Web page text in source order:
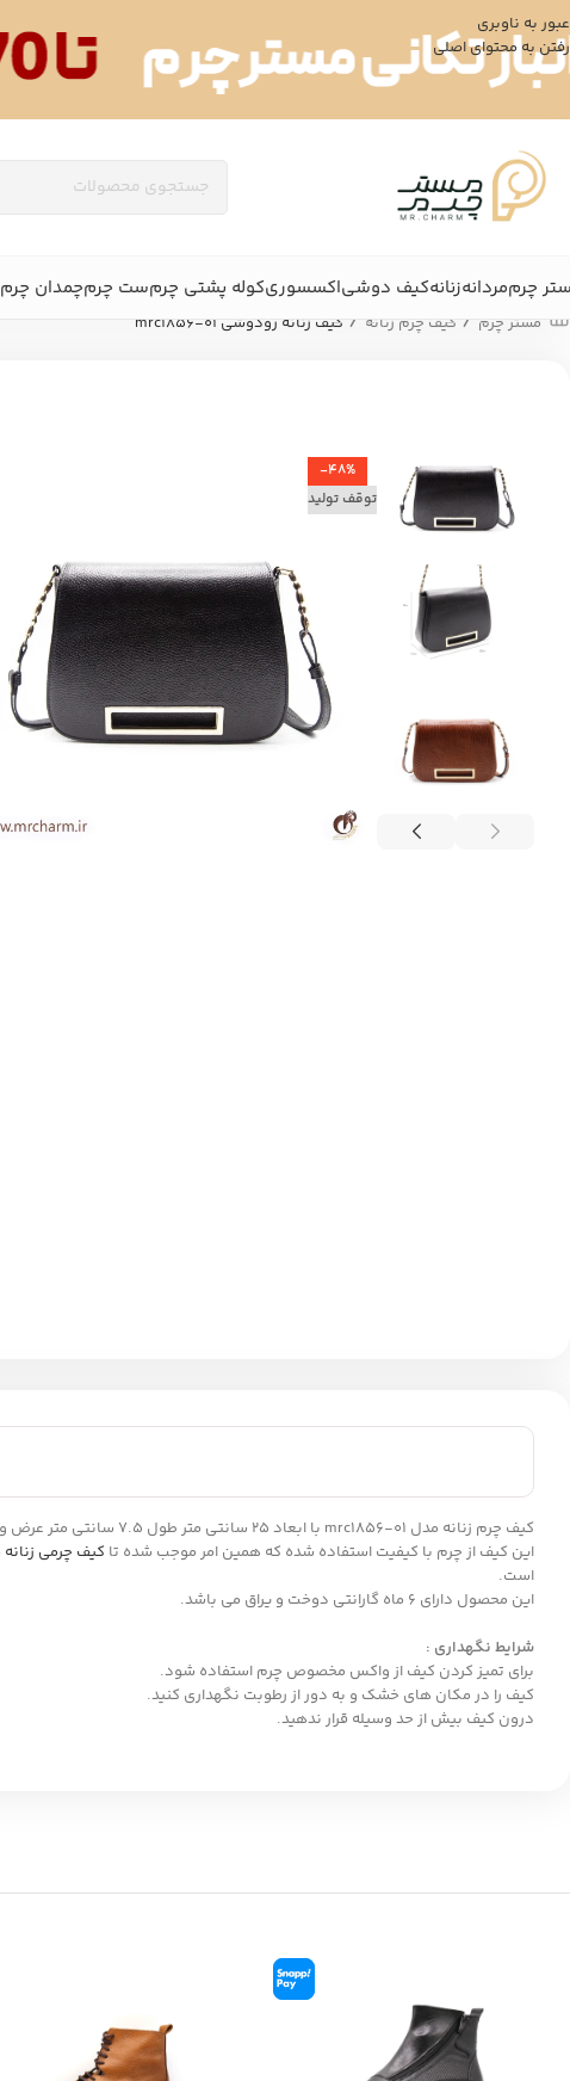
عبور به ناوبری
رفتن به محتوای اصلی
چرممردانهزنانهکیف دوشیاکسسوریکوله پشتی چرمست چرمچمدان چرم
مستر چرم / کیف چرم زنانه / کیف زنانه رودوشی mrc1856-01
-48%
توقف تولید
این کیف از چرم با کیفیت استفاده شده که همین امر موجب شده تا کیف چرمی زنانه
است.
این محصول دارای 6 ماه گارانتی دوخت و یراق می باشد.
شرایط نگهداری :
برای تمیز کردن کیف از واکس مخصوص چرم استفاده شود.
کیف را در مکان های خشک و به دور از رطوبت نگهداری کنید.
درون کیف بیش از حد وسیله قرار ندهید.